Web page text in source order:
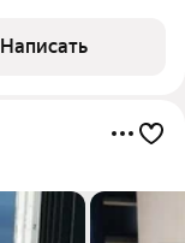
Написать